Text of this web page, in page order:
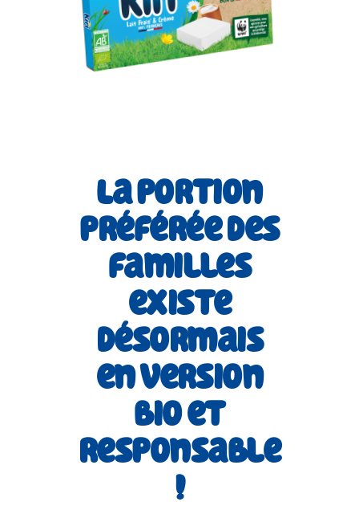
La portion
préférée des
familles
existe
désormais
en version
bio et
responsable
!